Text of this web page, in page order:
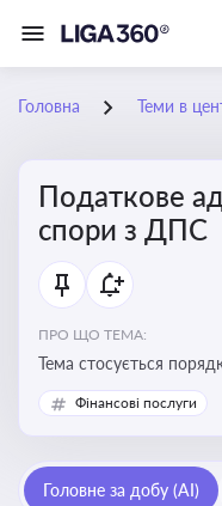
Головна Теми в
Податкове
спори з ДПС
ПРО ЩО ТЕМА:
Тема стосується
податкових органів,
податкових перевірок,
Фінансові послуги
Головне за добу (AI)